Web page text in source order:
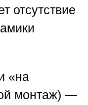
отсутствие
«на
монтаж) —